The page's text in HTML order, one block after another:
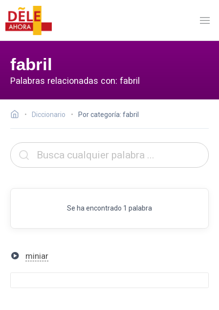
fabril
Palabras relacionadas con: fabril
Diccionario Por categoría: fabril
Se ha encontrado 1 palabra
miniar